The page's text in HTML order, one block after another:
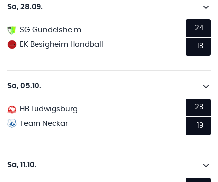
So, 28.09.
SG Gundelsheim
EK Besigheim Handball
24
18
So, 05.10.
HB Ludwigsburg
Team Neckar
28
19
Sa, 11.10.